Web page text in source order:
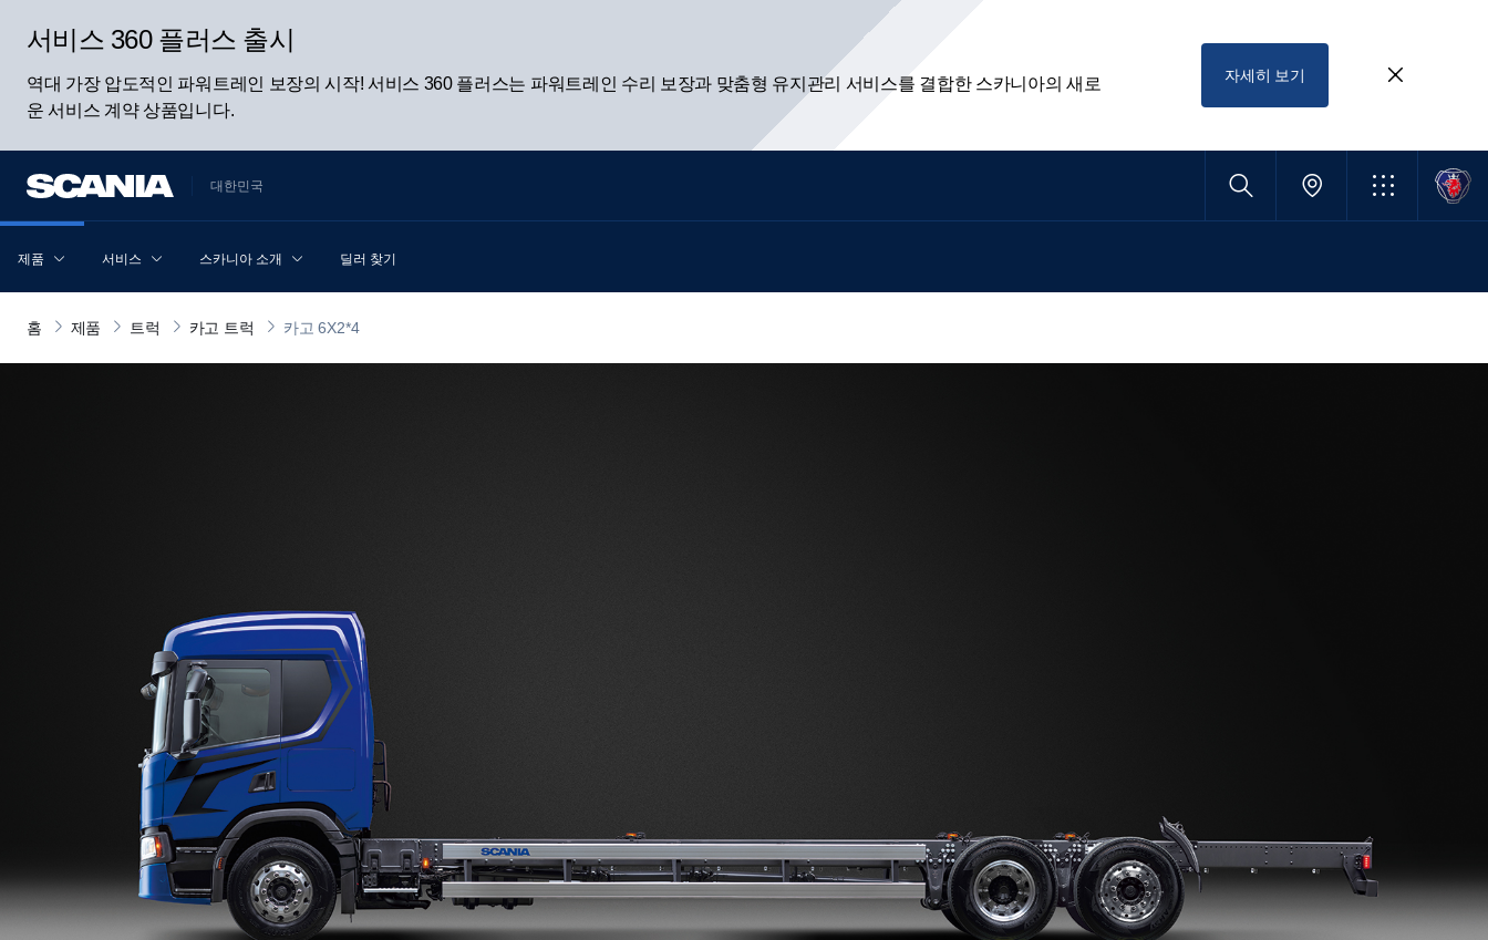
서비스 360 플러스 출시
역대 가장 압도적인 파워트레인 보장의 시작! 서비스 360 플러스는 파워트레인 수리 보장과 맞춤형 유지관리 서비스를 결합한 스카니아의 새로
운 서비스 계약 상품입니다.
자세히 보기
대한민국
제품 서비스 스카니아 소개 딜러 찾기
홈 제품 트럭 카고 트럭 카고 6X2*4